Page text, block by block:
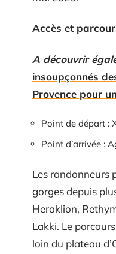
Accès et
A découvrir
insoupçonnés
Provence pour
Point de départ :
Point d’arrivée :
Les randonneurs
gorges depuis
Heraklion,
Lakki. Le
loin du plateau